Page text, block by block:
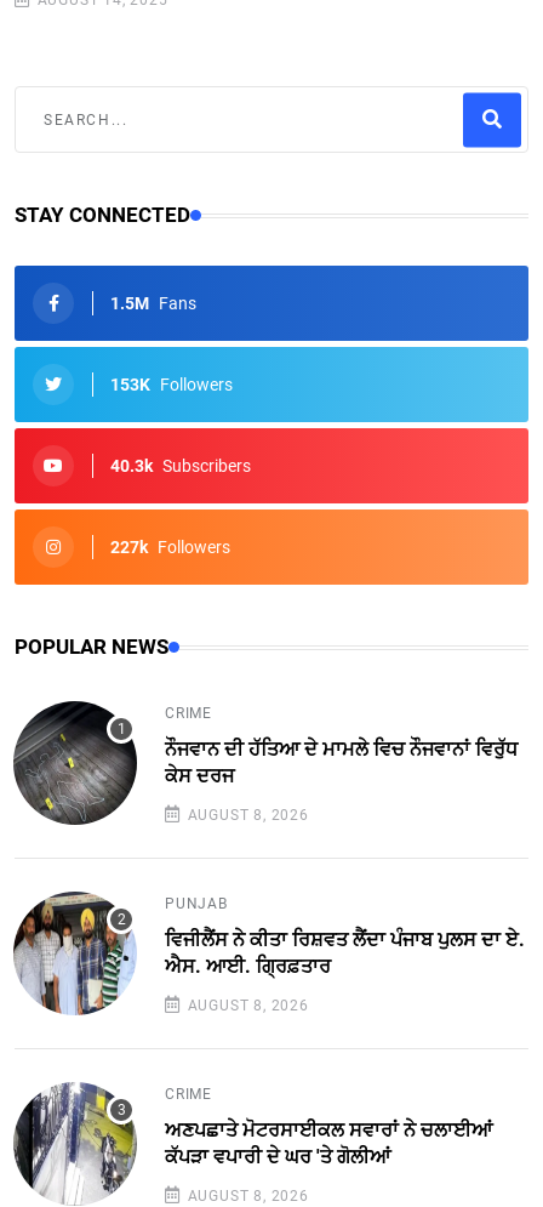
STAY CONNECTED
1.5M Fans
153K Followers
40.3k Subscribers
227k Followers
POPULAR NEWS
CRIME
ਨੌਜਵਾਨ ਦੀ ਹੱਤਿਆ ਦੇ ਮਾਮਲੇ ਵਿਚ ਨੌਜਵਾਨਾਂ ਵਿਰੁੱਧ
ਕੇਸ ਦਰਜ
AUGUST 8, 2026
PUNJAB
ਵਿਜੀਲੈਂਸ ਨੇ ਕੀਤਾ ਰਿਸ਼ਵਤ ਲੈਂਦਾ ਪੰਜਾਬ ਪੁਲਸ ਦਾ ਏ.
ਐਸ. ਆਈ. ਗ੍ਰਿਫ਼ਤਾਰ
AUGUST 8, 2026
CRIME
ਅਣਪਛਾਤੇ ਮੋਟਰਸਾਈਕਲ ਸਵਾਰਾਂ ਨੇ ਚਲਾਈਆਂ
ਕੱਪੜਾ ਵਪਾਰੀ ਦੇ ਘਰ 'ਤੇ ਗੋਲੀਆਂ
AUGUST 8, 2026